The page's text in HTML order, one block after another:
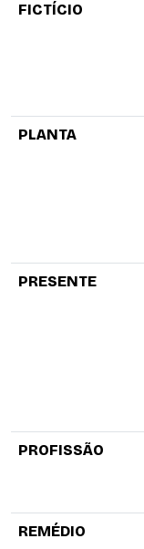
FICTÍCIO
PLANTA
PRESENTE
PROFISSÃO
REMÉDIO